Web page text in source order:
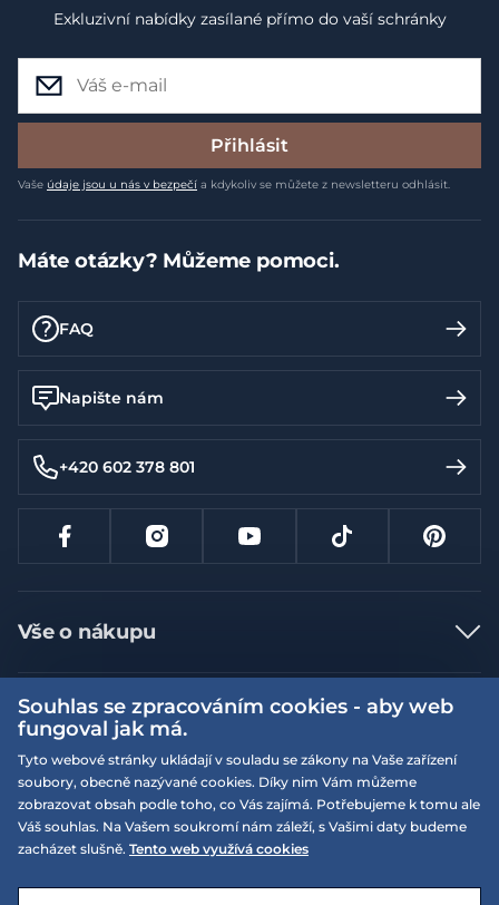
Exkluzivní nabídky zasílané přímo do vaší schránky
Přihlásit
Vaše údaje jsou u nás v bezpečí a kdykoliv se můžete z newsletteru odhlásit.
Máte otázky? Můžeme pomoci.
FAQ
Napište nám
+420 602 378 801
Vše o nákupu
Jak nakupovat
Nejčastější dotazy
Doprava a platba
Vrácení a výměna zboží
Reklamace
Velikostní tabulky
Více informací
Obchodní podmínky
Podmínky EQS věrnostního klubu
On-line katalogy
Naše prodejny
EQS Rudná
E-shop vytvořila a technicky zajišťujeSIMPLIA.cz
Souhlas se zpracováním cookies - aby web
fungoval jak má.
Tyto webové stránky ukládají v souladu se zákony na Vaše zařízení
soubory, obecně nazývané cookies. Díky nim Vám můžeme
zobrazovat obsah podle toho, co Vás zajímá. Potřebujeme k tomu ale
Váš souhlas. Na Vašem soukromí nám záleží, s Vašimi daty budeme
zacházet slušně. Tento web využívá cookies